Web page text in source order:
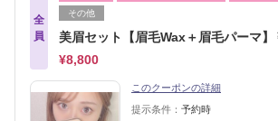
全
員
その他
美眉セット【眉毛Wax＋眉毛パーマ
¥8,800
このクーポンの詳細
提示条件： 予約時